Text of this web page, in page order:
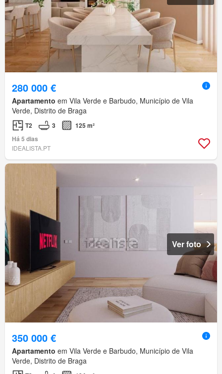
280 000 €
Apartamento em Vila Verde e Barbudo, Município de Vila
Verde, Distrito de Braga
T2 3
125 m²
Há 5 dias
IDEALISTA.PT
Ver foto
350 000 €
Apartamento em Vila Verde e Barbudo, Município de Vila
Verde, Distrito de Braga